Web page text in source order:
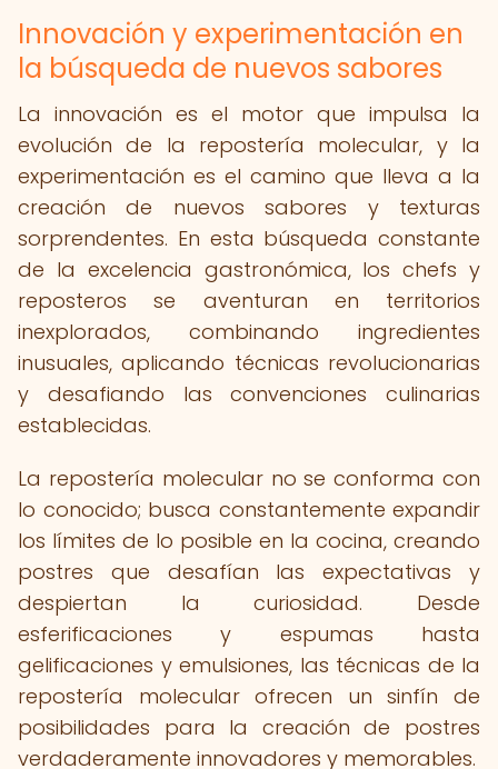
Innovación y experimentación en
la búsqueda de nuevos sabores
La innovación es el motor que impulsa la
evolución de la repostería molecular, y la
experimentación es el camino que lleva a la
creación de nuevos sabores y texturas
sorprendentes. En esta búsqueda constante
de la excelencia gastronómica, los chefs y
reposteros se aventuran en territorios
inexplorados, combinando ingredientes
inusuales, aplicando técnicas revolucionarias
y desafiando las convenciones culinarias
establecidas.
La repostería molecular no se conforma con
lo conocido; busca constantemente expandir
los límites de lo posible en la cocina, creando
postres que desafían las expectativas y
despiertan la curiosidad. Desde
esferificaciones y espumas hasta
gelificaciones y emulsiones, las técnicas de la
repostería molecular ofrecen un sinfín de
posibilidades para la creación de postres
verdaderamente innovadores y memorables.